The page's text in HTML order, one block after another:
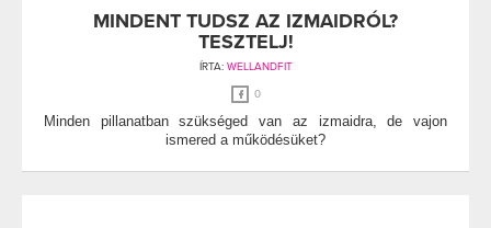
MINDENT TUDSZ AZ IZMAIDRÓL?
TESZTELJ!
ÍRTA: WELLANDFIT
0
Minden pillanatban szükséged van az izmaidra, de vajon
ismered a működésüket?